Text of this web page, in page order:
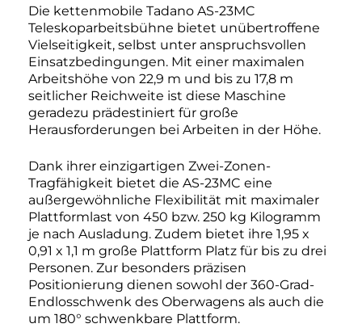
Die kettenmobile Tadano AS-23MC
Teleskoparbeitsbühne bietet unübertroffene
Vielseitigkeit, selbst unter anspruchsvollen
Einsatzbedingungen. Mit einer maximalen
Arbeitshöhe von 22,9 m und bis zu 17,8 m
seitlicher Reichweite ist diese Maschine
geradezu prädestiniert für große
Herausforderungen bei Arbeiten in der Höhe.
Dank ihrer einzigartigen Zwei-Zonen-
Tragfähigkeit bietet die AS-23MC eine
außergewöhnliche Flexibilität mit maximaler
Plattformlast von 450 bzw. 250 kg Kilogramm
je nach Ausladung. Zudem bietet ihre 1,95 x
0,91 x 1,1 m große Plattform Platz für bis zu drei
Personen. Zur besonders präzisen
Positionierung dienen sowohl der 360-Grad-
Endlosschwenk des Oberwagens als auch die
um 180° schwenkbare Plattform.